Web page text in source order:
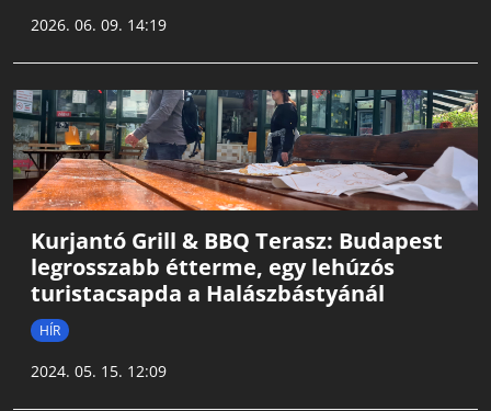
2026. 06. 09. 14:19
Kurjantó Grill & BBQ Terasz: Budapest
legrosszabb étterme, egy lehúzós
turistacsapda a Halászbástyánál
HÍR
2024. 05. 15. 12:09